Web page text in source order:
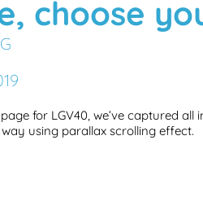
choose
for LGV40, we’ve captured
using parallax scrolling effect.